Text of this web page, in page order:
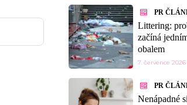
PR
Littering:
začíná
obalem
7. července 2026
PR
Nenápadné